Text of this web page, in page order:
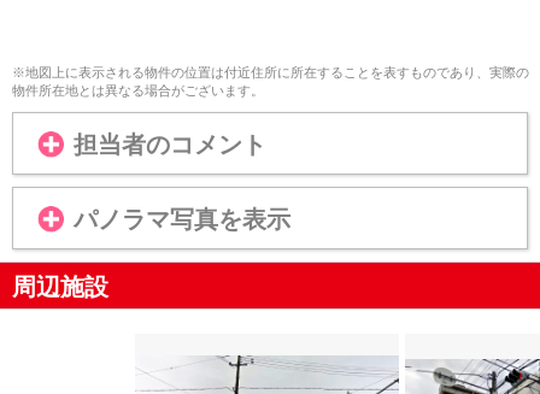
※地図上に表示される物件の位置は付近住所に所在することを表すものであり、実際の
物件所在地とは異なる場合がございます。
担当者のコメント
パノラマ写真を表示
周辺施設